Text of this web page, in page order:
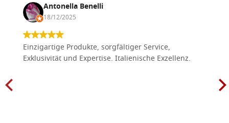
Antonella Benelli
18/12/2025
Einzigartige Produkte, sorgfältiger Service,
Exklusivität und Expertise. Italienische Exzellenz.